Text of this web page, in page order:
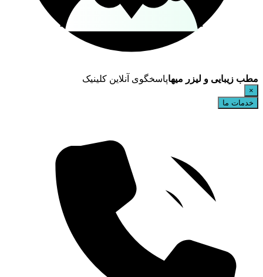
مطب زیبایی و لیزر میهاپاسخگوی آنلاین کلینیک
×
خدمات ما